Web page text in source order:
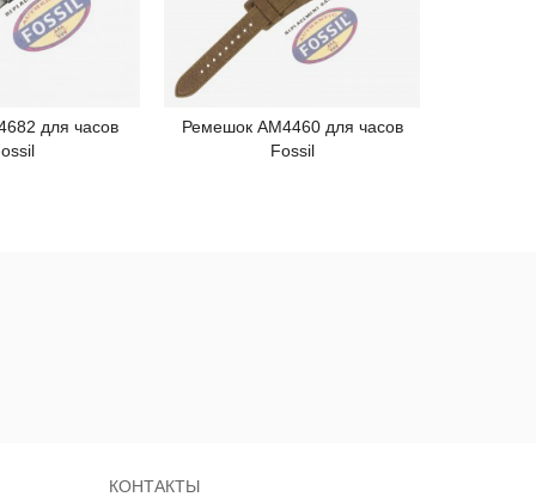
для часов
Подробнее
Ремешок AM4460 для часов
Fossil
КОНТАКТЫ